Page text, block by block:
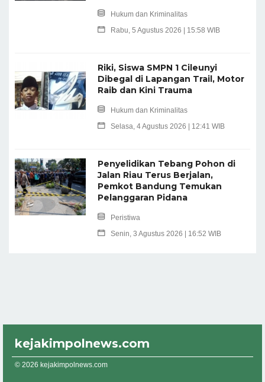
Hukum dan Kriminalitas
Rabu, 5 Agustus 2026 | 15:58 WIB
Riki, Siswa SMPN 1 Cileunyi
Dibegal di Lapangan Trail, Motor
Raib dan Kini Trauma
Hukum dan Kriminalitas
Selasa, 4 Agustus 2026 | 12:41 WIB
Penyelidikan Tebang Pohon di
Jalan Riau Terus Berjalan,
Pemkot Bandung Temukan
Pelanggaran Pidana
Peristiwa
Senin, 3 Agustus 2026 | 16:52 WIB
kejakimpolnews.com
© 2026 kejakimpolnews.com